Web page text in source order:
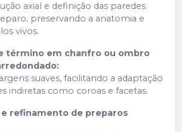
axial e definição das paredes
preservando a anatomia e
vivos.
término em chanfro ou ombro
suaves, facilitando a adaptação
indiretas como coroas e facetas.
refinamento de preparos